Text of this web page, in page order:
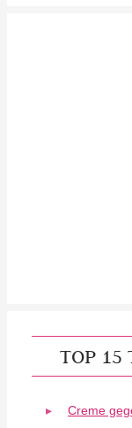
TOP 15
Creme